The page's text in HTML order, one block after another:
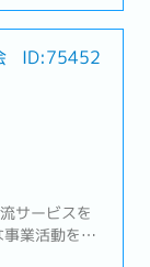
せんか？挑
用意してい
つの事業部
。【業務内
ー、商材の
器含む）、
剤、圧力測
営業（取引
は既存の取
プライヤー
画、営業報
ID:75452
サービスを